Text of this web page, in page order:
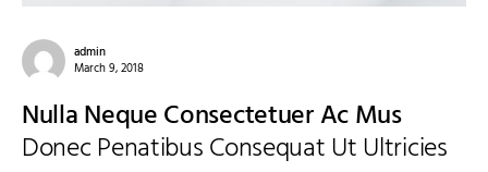
admin
March 9, 2018
Nulla Neque Consectetuer Ac Mus
Donec Penatibus Consequat Ut Ultricies